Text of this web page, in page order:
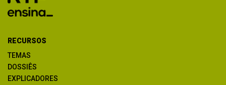
RECURSOS
TEMAS
DOSSIÊS
EXPLICADORES